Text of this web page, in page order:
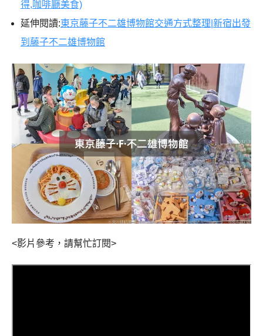
得,咖啡廳美食)
延伸閱讀:東京藤子不二雄博物館交通方式整理|新宿出發
到藤子不二雄博物館
<影片參考，請幫忙訂閱>